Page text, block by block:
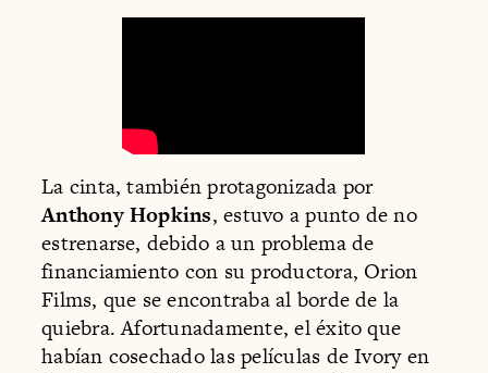
La cinta, también protagonizada por
Anthony Hopkins, estuvo a punto de no
estrenarse, debido a un problema de
financiamiento con su productora, Orion
Films, que se encontraba al borde de la
quiebra. Afortunadamente, el éxito que
habían cosechado las películas de Ivory en